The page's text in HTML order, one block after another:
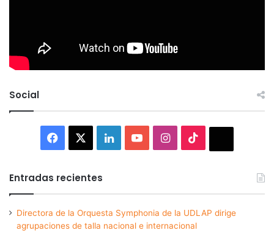
Social
Facebook LinkedInYouTubeInstagram
Entradas recientes
Directora de la Orquesta Symphonia de la UDLAP dirige
agrupaciones de talla nacional e internacional